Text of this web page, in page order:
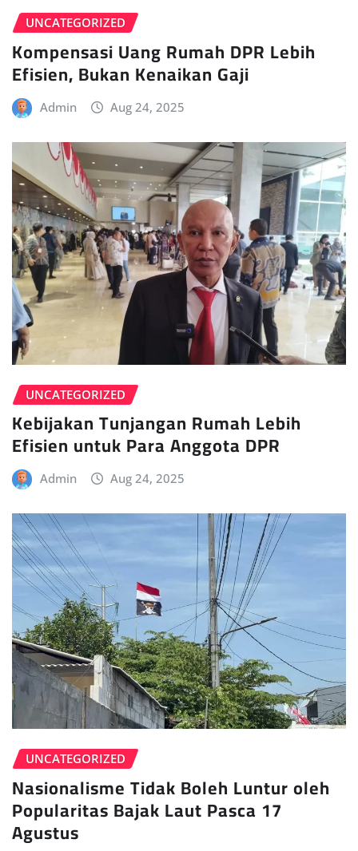
UNCATEGORIZED
Kompensasi Uang Rumah DPR Lebih
Efisien, Bukan Kenaikan Gaji
Admin Aug 24, 2025
UNCATEGORIZED
Kebijakan Tunjangan Rumah Lebih
Efisien untuk Para Anggota DPR
Admin Aug 24, 2025
UNCATEGORIZED
Nasionalisme Tidak Boleh Luntur oleh
Popularitas Bajak Laut Pasca 17
Agustus